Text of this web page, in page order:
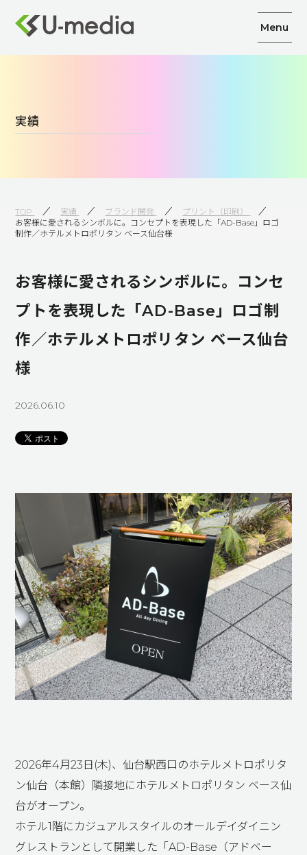
Menu
実績
TOP 実績 ブランド開発
プリント（印刷）
お客様に愛されるシンボルに。コンセプトを表現した「AD-Base」ロゴ
制作／ホテルメトロポリタン ベース仙台様
お客様に愛されるシンボルに。コンセ
プトを表現した「AD-Base」ロゴ制
作／ホテルメトロポリタン ベース仙台
様
2026.06.10
2026年4月23 日(木)、仙台駅西口のホテルメトロポリタ
ン仙台（本館）隣接地にホテルメトロポリタン ベース仙
台がオープン。
ホテル1 階にカジュアルスタイルのオールデイダイニン
グレストランとして開業した「AD-Base （アドベー